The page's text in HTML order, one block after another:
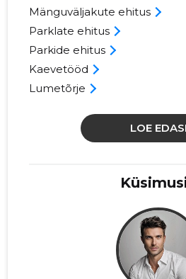
Mänguväljakute ehitus
Parklate ehitus
Parkide ehitus
Kaevetööd
Lumetõrje
LOE EDASI